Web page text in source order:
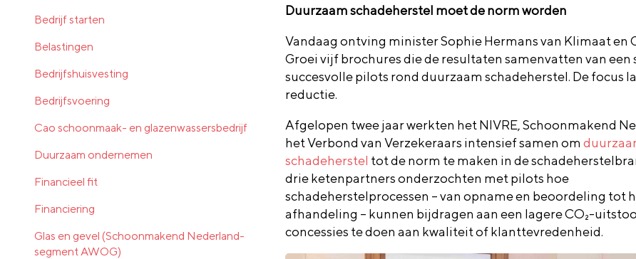
Duurzaam schadeherstel moet de norm worden
Vandaag ontving minister Sophie Hermans van Klimaat en
Groei vijf brochures die de resultaten samenvatten van een
succesvolle pilots rond duurzaam schadeherstel. De focus
reductie.
Afgelopen twee jaar werkten het NIVRE, Schoonmakend
het Verbond van Verzekeraars intensief samen om
schadeherstel tot de norm te maken in de
drie ketenpartners onderzochten met pilots hoe
schadeherstelprocessen – van opname en beoordeling tot
afhandeling – kunnen bijdragen aan een lagere CO₂-
concessies te doen aan kwaliteit of klanttevredenheid.
Bedrijf starten
Belastingen
Bedrijfshuisvesting
Bedrijfsvoering
Cao schoonmaak- en glazenwassersbedrijf
Duurzaam ondernemen
Financieel fit
Financiering
Glas en gevel (Schoonmakend Nederland-
segment AWOG)